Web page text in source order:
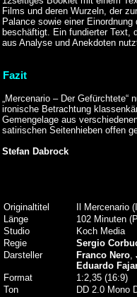
Films und deren Wurzeln, der
Palance sowie einer
beschäftigt. Ein fundierter Text,
aus Analyse und Anekdoten
Fazit
„Mercenario – Der
ironische Betrachtung
Gemengelage aus
satirischen Seitenhieben offen
Stefan Dabrock
Originaltitel
Il Mercenario
Länge
102 Minuten
Studio
Koch Media
Regie
Sergio
Darsteller
Franco Nero ,
Eduardo
Format
1:2,35 (16:9)
Ton
DD 2.0 Mono